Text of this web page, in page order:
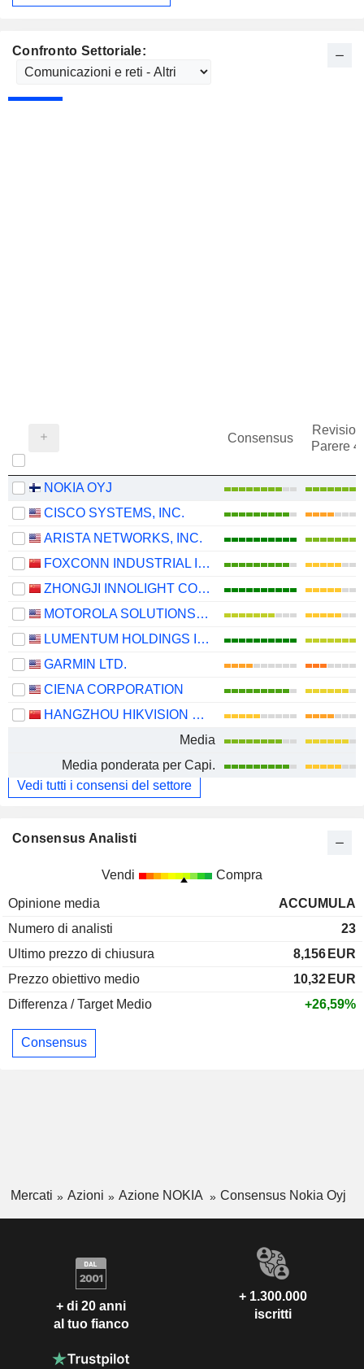
Confronto Settoriale:
Consensus
Parere
NOKIA OYJ
CISCO SYSTEMS, INC.
ARISTA NETWORKS, INC.
FOXCONN INDUSTRIAL INTERNET CO., LTD.
ZHONGJI INNOLIGHT CO., LTD.
MOTOROLA SOLUTIONS, INC.
LUMENTUM HOLDINGS INC.
GARMIN LTD.
CIENA CORPORATION
HANGZHOU HIKVISION DIGITAL TECHNOLOGY CO., LTD.
Media
Media ponderata per Capi.
Vedi tutti i consensi del settore
Consensus Analisti
Vendi Compra
Opinione media
ACCUMULA
Numero di analisti
23
Ultimo prezzo di chiusura
8,156 EUR
Prezzo obiettivo medio
10,32 EUR
Differenza / Target Medio
+26,59%
Consensus
Mercati Azioni Azione NOKIA Consensus Nokia Oyj
+ di 20 anni
al tuo fianco
+ 1.300.000
iscritti